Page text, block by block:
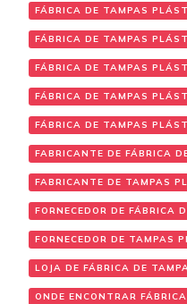
FÁBRICA DE TAMPAS
FÁBRICA DE TAMPAS
FÁBRICA DE TAMPAS
FÁBRICA DE TAMPAS
FÁBRICA DE TAMPAS
FABRICANTE DE FÁBRICA
FABRICANTE DE TAMPAS
FORNECEDOR DE FÁBRICA
FORNECEDOR DE TAMPAS
LOJA DE FÁBRICA DE
ONDE ENCONTRAR